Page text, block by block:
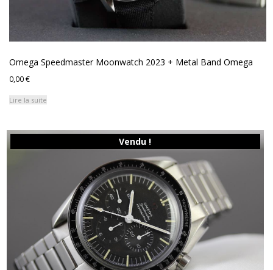
Omega Speedmaster Moonwatch 2023 + Metal Band Omega
0,00€
Lire la suite
Vendu !